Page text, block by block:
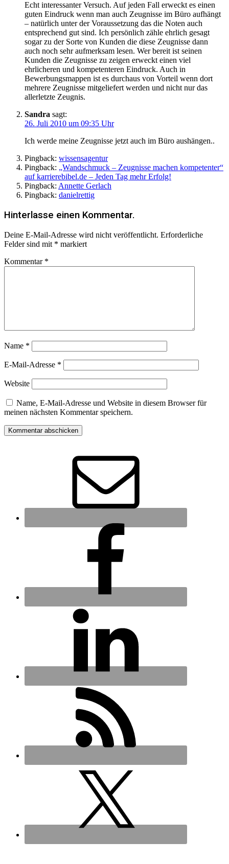
Echt interessanter Versuch. Auf jeden Fall erweckt es einen
guten Eindruck wenn man auch Zeugnisse im Büro aufhängt
– natürlich unter der Voraussetzung das die Noten auch
entsprechend gut sind. Ich persönlich zähle ehrlich gesagt
sogar zu der Sorte von Kunden die diese Zeugnisse dann
auch noch sehr aufmerksam lesen. Wer bereit ist seinen
Kunden die Zeugnisse zu zeigen erweckt einen viel
ehrlicheren und kompetenteren Eindruck. Auch in
Bewerbungsmappen ist es durchaus von Vorteil wenn dort
mehrere Zeugnisse mitgeliefert werden und nicht nur das
allerletzte Zeugnis.
Sandra sagt:
26. Juli 2010 um 09:35 Uhr
Ich werde meine Zeugnisse jetzt auch im Büro aushängen..
Pingback: wissensagentur
Pingback: „Wandschmuck – Zeugnisse machen kompetenter“
auf karrierebibel.de – Jeden Tag mehr Erfolg!
Pingback: Annette Gerlach
Pingback: danielrettig
Hinterlasse einen Kommentar.
Deine E-Mail-Adresse wird nicht veröffentlicht. Erforderliche
Felder sind mit * markiert
Kommentar *
Name *
E-Mail-Adresse *
Website
Name, E-Mail-Adresse und Website in diesem Browser für
meinen nächsten Kommentar speichern.